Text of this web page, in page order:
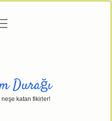
Durağı
neşe katan fikirler!